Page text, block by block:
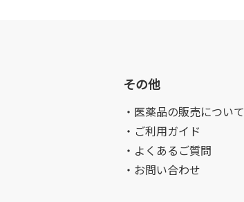
その他
・医薬品の販売について
・ご利用ガイド
・よくあるご質問
・お問い合わせ